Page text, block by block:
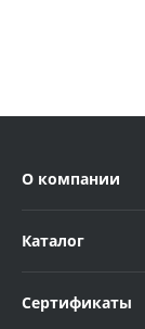
О компании
Каталог
Сертификаты